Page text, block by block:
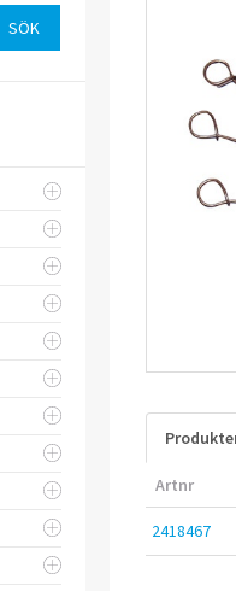
Artnr
2418467